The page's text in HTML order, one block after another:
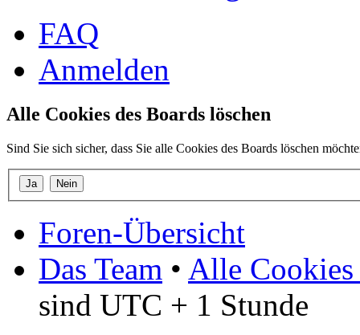
FAQ
Anmelden
Alle Cookies des Boards löschen
Sind Sie sich sicher, dass Sie alle Cookies des Boards löschen
Foren-Übersicht
Das Team • Alle Cookies
sind UTC + 1 Stunde